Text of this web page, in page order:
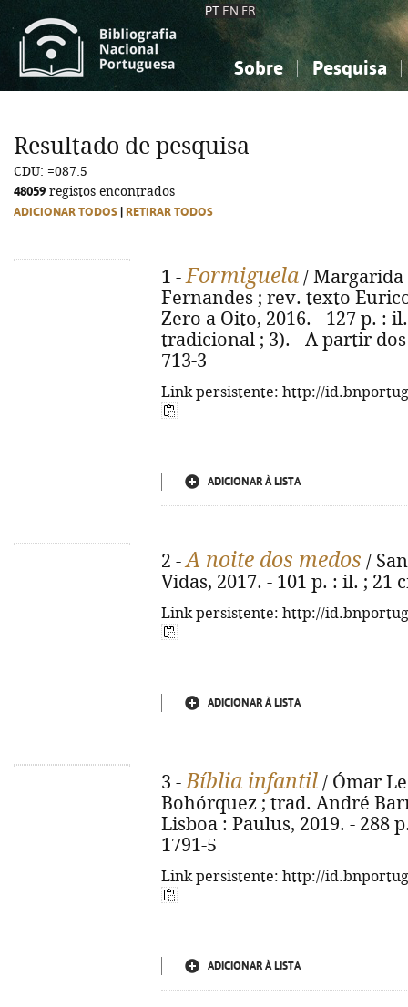
PT EN FR
Sobre Pesquisa
Ciências sociais...
Ciências sociais...
Resultado de pesquisa
CDU: =087.5
48059 registos encontrados
ADICIONAR TODOS RETIRAR TODOS
1 -Formiguela / Margarida
Fernandes ; rev. texto
Zero a Oito, 2016. - 127 p. :
tradicional ; 3). - A partir dos
713-3
Link persistente: http://
ADICIONAR À LISTA
2 -A noite dos medos /
Vidas, 2017. - 101 p. : il. ; 21
Link persistente: http://
ADICIONAR À LISTA
3 -Bíblia infantil / Ómar
Bohórquez ; trad. André
Lisboa : Paulus, 2019. - 288
1791-5
Link persistente: http://
ADICIONAR À LISTA